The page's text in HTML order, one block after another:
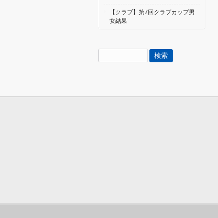
【クラブ】第7回クラブカップ男
女結果
索: